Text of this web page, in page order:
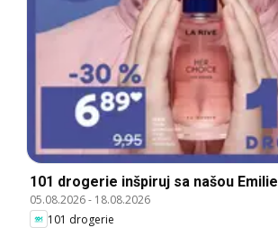
101 drogerie inšpiruj sa našou Emilie
05.08.2026- 18.08.2026
101 drogerie